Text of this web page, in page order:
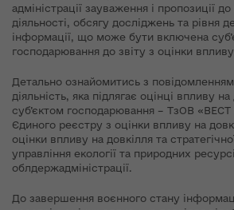
адміністрації зауваження і пропозиції
діяльності, обсягу досліджень та рівня
інформації, що може бути включена
господарювання до звіту з оцінки
Детально ознайомитись з
діяльність, яка підлягає оцінці впливу
суб’єктом господарювання – ТзОВ
Єдиного реєстру з оцінки впливу на
оцінки впливу на довкілля та
управління екології та природних
облдержадміністрації.
До завершення воєнного стану